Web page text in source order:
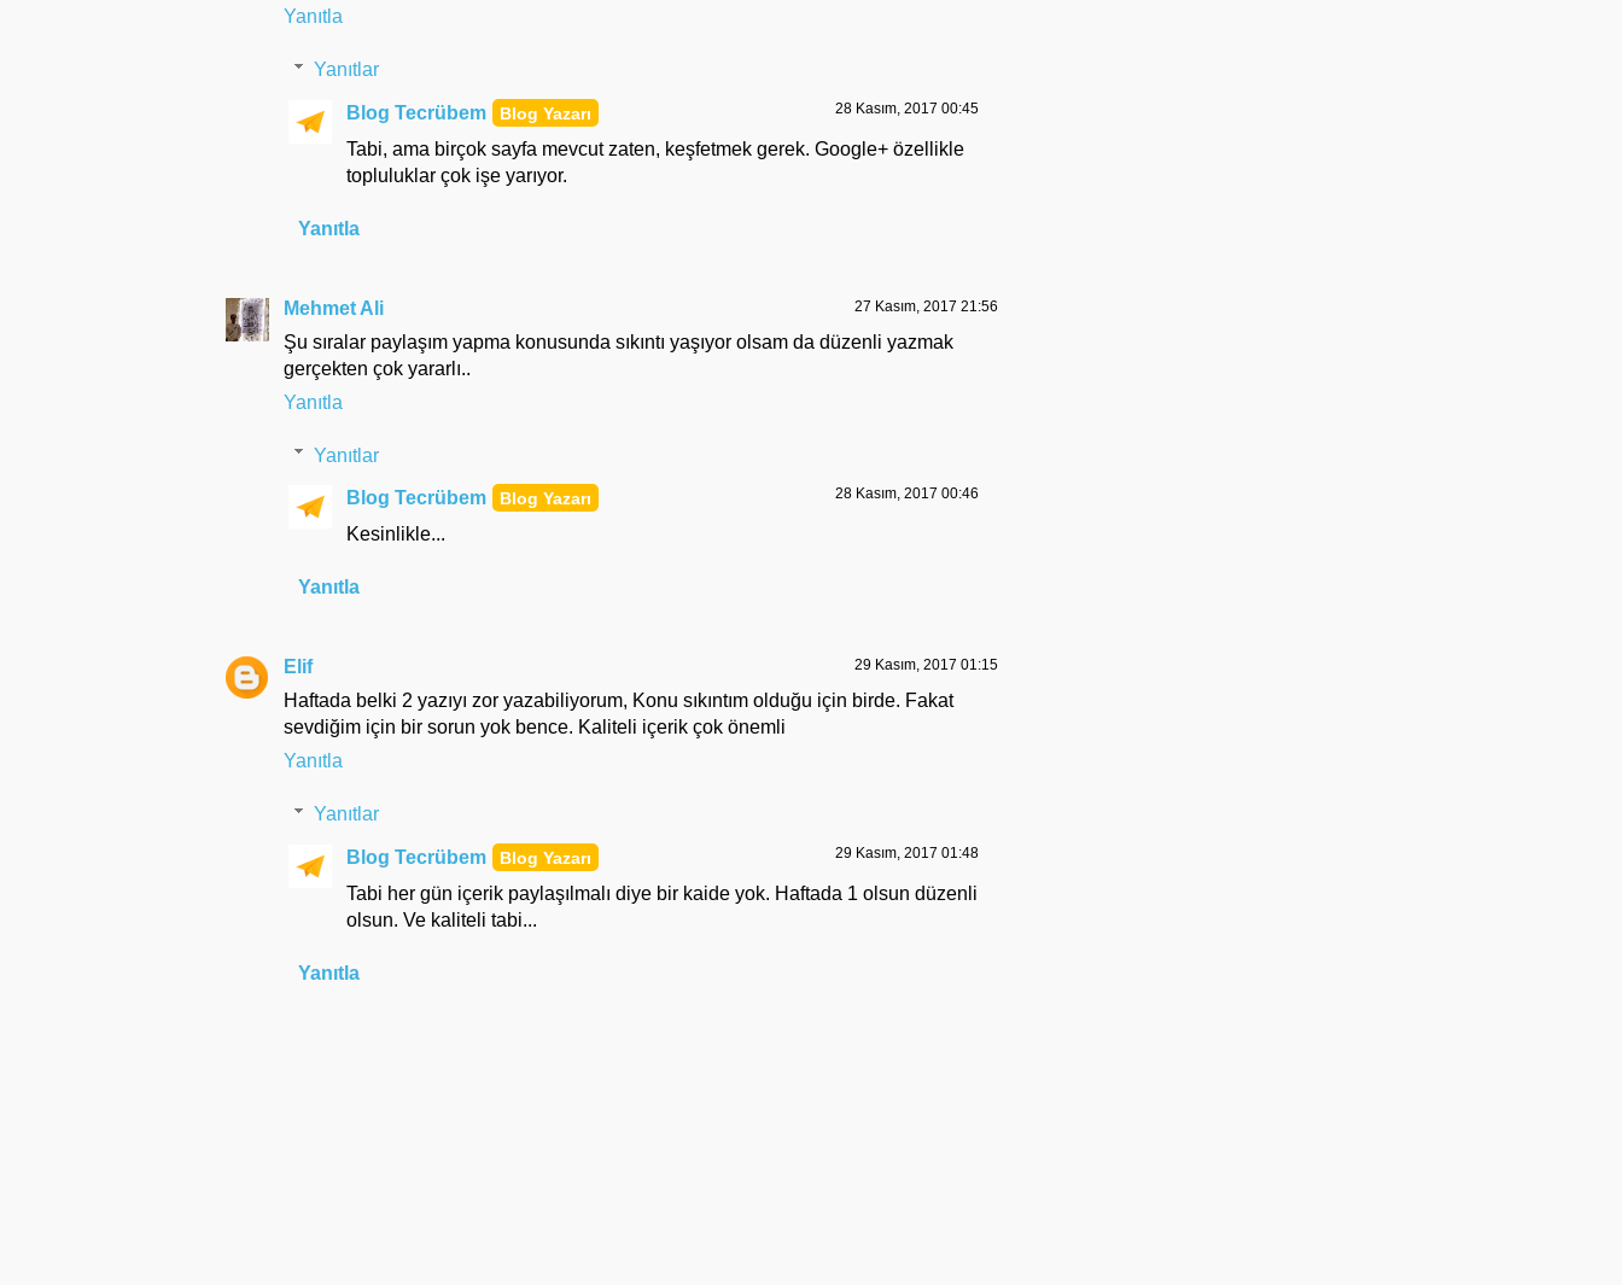
Yanıtla
Yanıtlar
Blog Tecrübem 28 Kasım, 2017 00:45
Tabi, ama birçok sayfa mevcut zaten, keşfetmek gerek. Google+ özellikle
topluluklar çok işe yarıyor.
Yanıtla
Mehmet Ali 27 Kasım, 2017 21:56
Şu sıralar paylaşım yapma konusunda sıkıntı yaşıyor olsam da düzenli yazmak
gerçekten çok yararlı..
Yanıtla
Yanıtlar
Blog Tecrübem 28 Kasım, 2017 00:46
Kesinlikle...
Yanıtla
Elif 29 Kasım, 2017 01:15
Haftada belki 2 yazıyı zor yazabiliyorum, Konu sıkıntım olduğu için birde. Fakat
sevdiğim için bir sorun yok bence. Kaliteli içerik çok önemli
Yanıtla
Yanıtlar
Blog Tecrübem 29 Kasım, 2017 01:48
Tabi her gün içerik paylaşılmalı diye bir kaide yok. Haftada 1 olsun düzenli
olsun. Ve kaliteli tabi...
Yanıtla